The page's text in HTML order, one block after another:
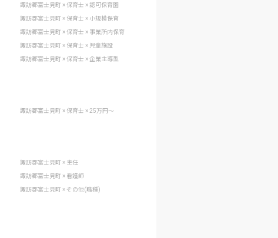
諏訪郡富士見町 × 保育士 × 認可保育園
諏訪郡富士見町 × 保育士 × 小規模保育
諏訪郡富士見町 × 保育士 × 事業所内保育
諏訪郡富士見町 × 保育士 × 児童施設
諏訪郡富士見町 × 保育士 × 企業主導型
諏訪郡富士見町 × 保育士 × 25万円〜
諏訪郡富士見町 × 主任
諏訪郡富士見町 × 看護師
諏訪郡富士見町 × その他(職種)